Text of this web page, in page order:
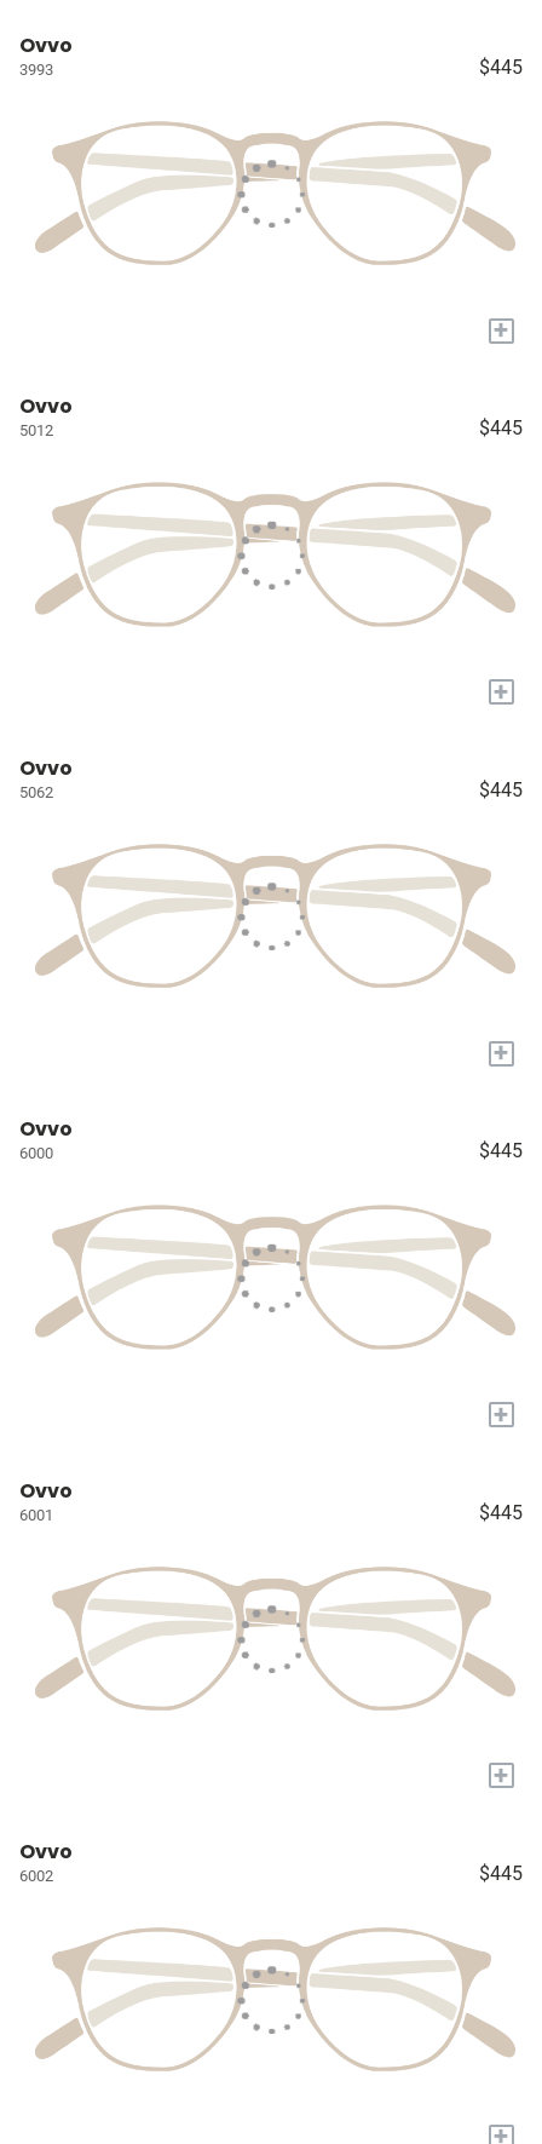
Ovvo
3993 $445
+
Ovvo
5012 $445
+
Ovvo
5062 $445
+
Ovvo
6000 $445
+
Ovvo
6001 $445
+
Ovvo
6002 $445
+